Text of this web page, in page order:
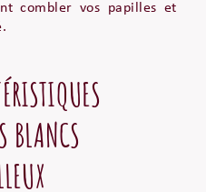
combler vos papilles et
BLANCS